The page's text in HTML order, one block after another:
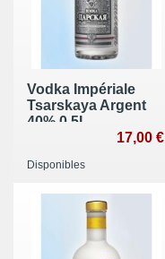
Vodka Impériale
Tsarskaya Argent
40% 0.5L
17,00 €
Disponibles